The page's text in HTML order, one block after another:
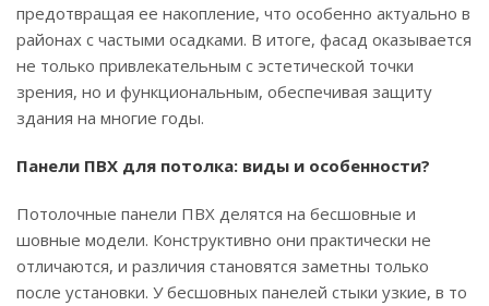
предотвращая ее накопление, что особенно актуально в
районах с частыми осадками. В итоге, фасад оказывается
не только привлекательным с эстетической точки
зрения, но и функциональным, обеспечивая защиту
здания на многие годы.
Панели ПВХ для потолка: виды и особенности?
Потолочные панели ПВХ делятся на бесшовные и
шовные модели. Конструктивно они практически не
отличаются, и различия становятся заметны только
после установки. У бесшовных панелей стыки узкие, в то